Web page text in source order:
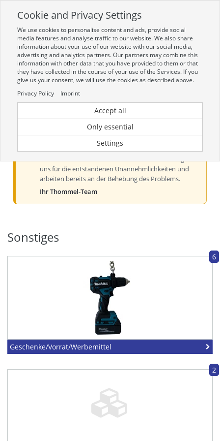
Zur mobilen Kompaktversion (Login erforderlich)
Toggle
navigation
Aktueller Hinweis zur Preis- und
Verfügbarkeitsanzeige
Liebe Kundinnen und Kunden, derzeit kann es bei der
Preis- und Verfügbarkeitsanzeige aus technischen
uns für die entstandenen Unannehmlichkeiten und
arbeiten bereits an der Behebung des Problems.
Ihr Thommel-Team
Sonstiges
6
Geschenke/Vorrat/Werbemittel
2
Cookie and Privacy Settings
We use cookies to personalise content and ads, provide social
media features and analyse traffic to our website. We also share
information about your use of our website with our social media,
advertising and analytics partners. Our partners may combine this
information with other data that you have provided to them or that
they have collected in the course of your use of the Services. If you
give us your consent, we will use the cookies as described above.
Privacy Policy
Imprint
Accept all
Only essential
Settings